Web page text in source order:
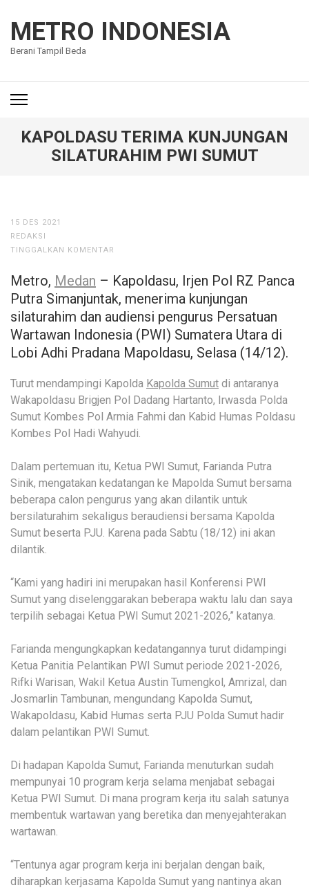
konten
(Tekan
METRO INDONESIA
Berani Tampil Beda
KAPOLDASU TERIMA KUNJUNGAN
SILATURAHIM PWI SUMUT
15 DES 2021
REDAKSI
TINGGALKAN KOMENTAR
Metro, Medan – Kapoldasu, Irjen Pol RZ Panca
Putra Simanjuntak, menerima kunjungan
silaturahim dan audiensi pengurus Persatuan
Wartawan Indonesia (PWI) Sumatera Utara di
Lobi Adhi Pradana Mapoldasu, Selasa (14/12).
Turut mendampingi Kapolda Kapolda Sumut di antaranya
Wakapoldasu Brigjen Pol Dadang Hartanto, Irwasda Polda
Sumut Kombes Pol Armia Fahmi dan Kabid Humas Poldasu
Kombes Pol Hadi Wahyudi.
Dalam pertemuan itu, Ketua PWI Sumut, Farianda Putra
Sinik, mengatakan kedatangan ke Mapolda Sumut bersama
beberapa calon pengurus yang akan dilantik untuk
bersilaturahim sekaligus beraudiensi bersama Kapolda
Sumut beserta PJU. Karena pada Sabtu (18/12) ini akan
dilantik.
“Kami yang hadiri ini merupakan hasil Konferensi PWI
Sumut yang diselenggarakan beberapa waktu lalu dan saya
terpilih sebagai Ketua PWI Sumut 2021-2026,” katanya.
Farianda mengungkapkan kedatangannya turut didampingi
Ketua Panitia Pelantikan PWI Sumut periode 2021-2026,
Rifki Warisan, Wakil Ketua Austin Tumengkol, Amrizal, dan
Josmarlin Tambunan, mengundang Kapolda Sumut,
Wakapoldasu, Kabid Humas serta PJU Polda Sumut hadir
dalam pelantikan PWI Sumut.
Di hadapan Kapolda Sumut, Farianda menuturkan sudah
mempunyai 10 program kerja selama menjabat sebagai
Ketua PWI Sumut. Di mana program kerja itu salah satunya
membentuk wartawan yang beretika dan menyejahterakan
wartawan.
“Tentunya agar program kerja ini berjalan dengan baik,
diharapkan kerjasama Kapolda Sumut yang nantinya akan